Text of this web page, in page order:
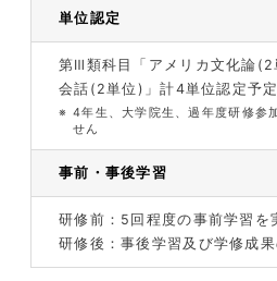
単位認定
第Ⅲ類科目「アメリカ文化論(2
会話(2単位)」計4単位認定予定
※ 4年生、大学院生、過年度研修参
せん
事前・事後学習
研修前：5回程度の事前学習を
研修後：事後学習及び学修成